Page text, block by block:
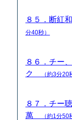
８５．断紅
分40秒）
８６．チー
ク
（約3分20
８７．チー
萬
（約1分50